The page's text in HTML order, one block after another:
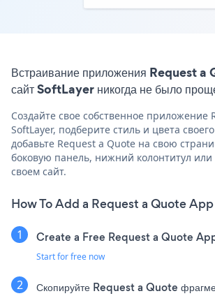
Встраивание приложения Request a
сайт SoftLayer никогда не было
Создайте свое собственное приложение
SoftLayer, подберите стиль и цвета
добавьте Request a Quote на свою
боковую панель, нижний колонтитул или
своем сайт.
How To Add a Request a Quote
Create a Free Request a Quote
Start for free now
Скопируйте Request a Quote